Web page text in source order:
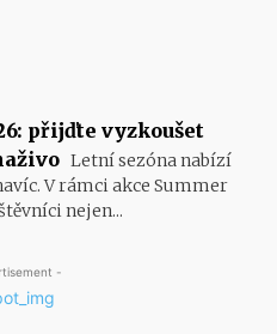
přijďte vyzkoušet
Letní sezóna nabízí
V rámci akce Summer
nejen...
-